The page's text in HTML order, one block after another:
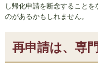
し帰化申請を断念すること
のがあるかもしれません。
再申請は、専